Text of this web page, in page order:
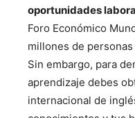
oportunidades
Foro Económico
millones de
Sin embargo, para
aprendizaje debes
internacional de